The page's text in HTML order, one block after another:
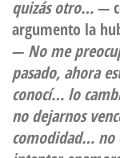
quizás otro…—
argumento la
— No me
pasado, ahora
conocí… lo
no dejarnos
comodidad… no